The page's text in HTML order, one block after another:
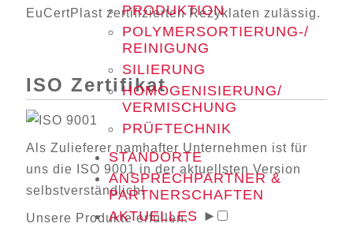
PRODUKTION
POLYMERSORTIERUNG-/
REINIGUNG
SILIERUNG
HOMOGENISIERUNG/
VERMISCHUNG
PRÜFTECHNIK
STANDORTE
ANSPRECHPARTNER &
PARTNERSCHAFTEN
AKTUELLES ►
EuCertPlast zertifizierten Rezyklaten zulässig.
ISO Zertifikat
Als Zulieferer namhafter Unternehmen ist für
uns die ISO 9001 in der aktuellsten Version
selbstverständlich!
Unsere Produkte erfüllen: